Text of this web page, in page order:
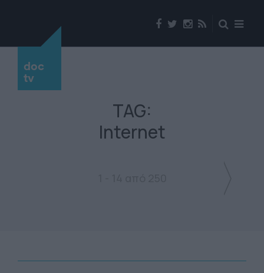
doc
tv
TAG:
Internet